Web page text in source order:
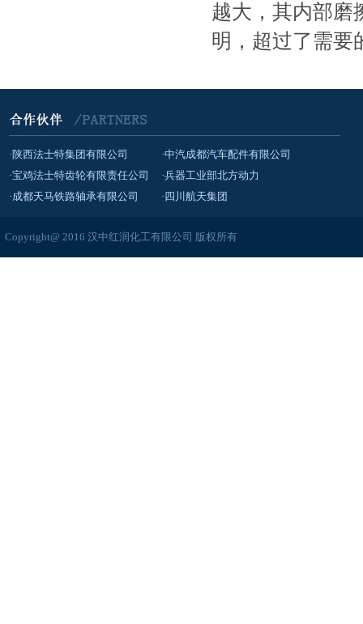
越大，其内部磨
明，超过了需要
·陕西法士特集团有限公司
·宝鸡法士特齿轮有限责任公司
·成都天马铁路轴承有限公司
·中汽成都汽车配件有限公司
·兵器工业部北方动力
·四川航天集团
Copyright@ 2016 汉中红润化工有限公司 版权所有